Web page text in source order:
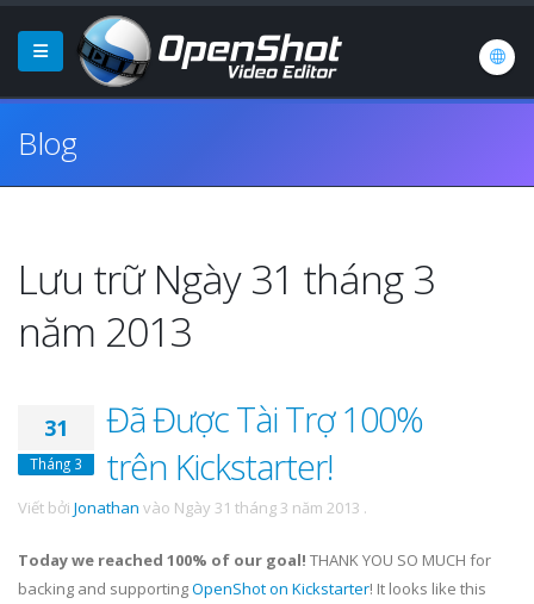
Blog
Lưu trữ Ngày 31 tháng 3
năm 2013
31
Tháng 3
Đã Được Tài Trợ 100%
trên Kickstarter!
Viết bởi Jonathan vào Ngày 31 tháng 3 năm 2013 .
Today we reached 100% of our goal! THANK YOU SO MUCH for
backing and supportingOpenShot on Kickstarter! It looks like this